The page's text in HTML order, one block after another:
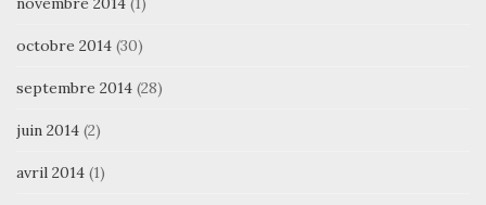
octobre 2014 (30)
septembre 2014 (28)
juin 2014 (2)
avril 2014 (1)